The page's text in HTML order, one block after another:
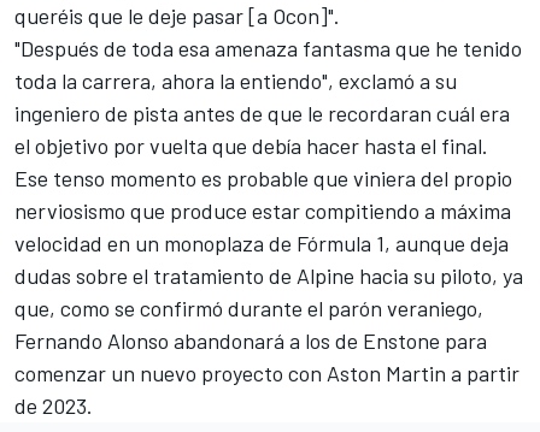
queréis que le deje pasar [a Ocon]".
"Después de toda esa amenaza fantasma que he tenido
toda la carrera, ahora la entiendo", exclamó a su
ingeniero de pista antes de que le recordaran cuál era
el objetivo por vuelta que debía hacer hasta el final.
Ese tenso momento es probable que viniera del propio
nerviosismo que produce estar compitiendo a máxima
velocidad en un monoplaza de Fórmula 1, aunque deja
dudas sobre el tratamiento de Alpine hacia su piloto, ya
que, como se confirmó durante el parón veraniego,
Fernando Alonso abandonará a los de Enstone para
comenzar un nuevo proyecto con Aston Martin a partir
de 2023.